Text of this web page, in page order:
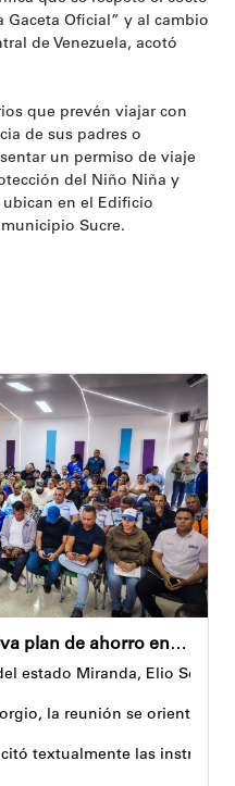
Gaceta Oficial” y al cambio
de Venezuela, acotó
que prevén viajar con
de sus padres o
un permiso de viaje
del Niño Niña y
en el Edificio
Sucre.
Gobierno de Miranda activa plan de ahorro energético en la entidad
estado Miranda, Elio
la reunión se orientó al
textualmente las